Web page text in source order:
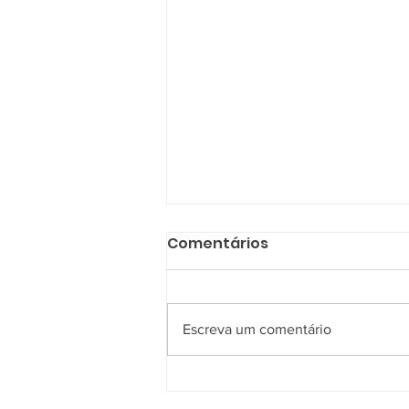
Comentários
Escreva um comentário